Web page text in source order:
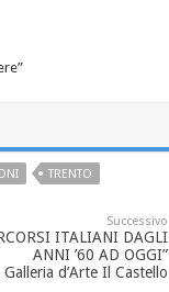
TRENTO
Successivo
ITALIANI DAGLI
ANNI ’60 AD OGGI”
Galleria d’Arte Il Castello